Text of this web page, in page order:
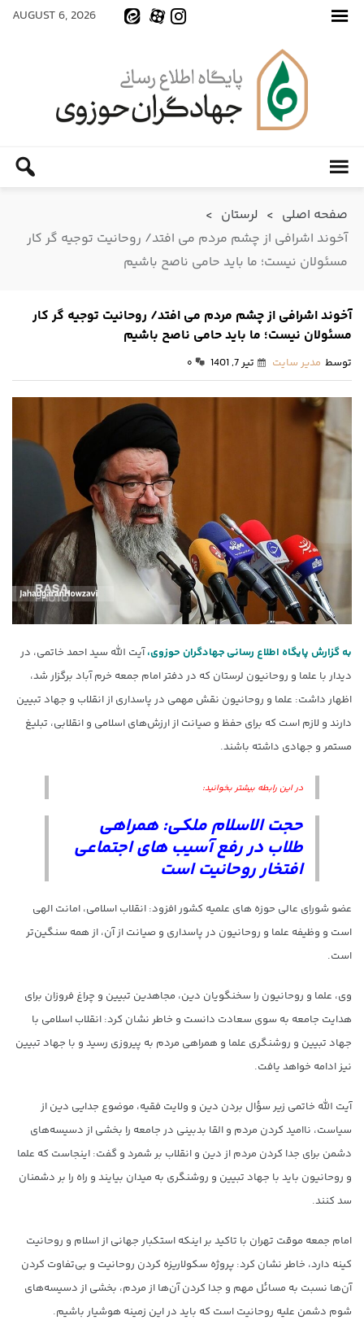
AUGUST 6, 2026
صفحه اصلی > لرستان >
آخوند اشرافی از چشم مردم می افتد/ روحانیت توجیه گر کار
مسئولان نیست؛ ما باید حامی ناصح باشیم
آخوند اشرافی از چشم مردم می افتد/ روحانیت توجیه گر کار
مسئولان نیست؛ ما باید حامی ناصح باشیم
توسط مدیر سایت تیر 7, 1401 ۰
به گزارش پایگاه اطلاع رسانیجهادگران حوزوی،آیت الله سید احمد خاتمی، در
دیدار با علما و روحانیون لرستان که در دفتر امام جمعه خرم آباد برگزار شد،
اظهار داشت: علما و روحانیون نقش مهمی در پاسداری از انقلاب و جهاد تبیین
دارند و لازم است که برای حفظ و صیانت از ارزش‌های اسلامی و انقلابی، تبلیغ
مستمر و جهادی داشته باشند.
در این رابطه بیشتر بخوانید:
حجت الاسلام ملکی: همراهی
طلاب در رفع آسیب های اجتماعی
افتخار روحانیت است
عضو شورای عالی حوزه های علمیه کشور افزود: انقلاب اسلامی، امانت الهی
است و وظیفه علما و روحانیون در پاسداری و صیانت از آن، از همه سنگین‌تر
است.
وی، علما و روحانیون را سخنگویان دین، مجاهدین تبیین و چراغ فروزان برای
هدایت جامعه به سوی سعادت دانست و خاطر نشان کرد: انقلاب اسلامی با
جهاد تبیین و روشنگری علما و همراهی مردم به پیروزی رسید و با جهاد تبیین
نیز ادامه خواهد یافت.
آیت الله خاتمی زیر سؤال بردن دین و ولایت فقیه، موضوع جدایی دین از
سیاست، ناامید کردن مردم و القا بدبینی در جامعه را بخشی از دسیسه‌های
دشمن برای جدا کردن مردم از دین و انقلاب بر شمرد و گفت: اینجاست که علما
و روحانیون باید با جهاد تبیین و روشنگری به میدان بیایند و راه را بر دشمنان
سد کنند.
امام جمعه موقت تهران با تاکید بر اینکه استکبار جهانی از اسلام و روحانیت
کینه دارد، خاطر نشان کرد: پروژه سکولاریزه کردن روحانیت و بی‌تفاوت کردن
آن‌ها نسبت به مسائل مهم و جدا کردن آن‌ها از مردم، بخشی از دسیسه‌های
شوم دشمن علیه روحانیت است که باید در این زمینه هوشیار باشیم.